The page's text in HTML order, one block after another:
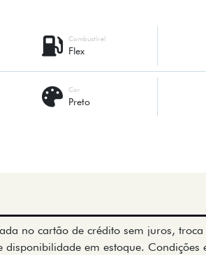
Combustível
Flex
Cor
Preto
no cartão de crédito sem juros,
em estoque. Condições